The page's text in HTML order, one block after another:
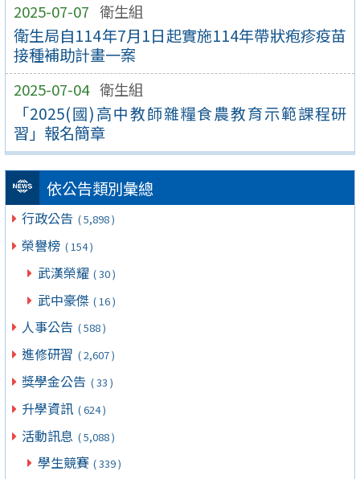
2025-07-07 衛生組
衛生局自114年7月1日起實施114年帶狀疱疹疫苗
接種補助計畫一案
2025-07-04 衛生組
「2025(國)高中教師雜糧食農教育示範課程研
習」報名簡章
依公告類別彙總
行政公告 ( 5,898 )
榮譽榜 ( 154 )
武漢榮耀 ( 30 )
武中豪傑 ( 16 )
人事公告 ( 588 )
進修研習 ( 2,607 )
獎學金公告 ( 33 )
升學資訊 ( 624 )
活動訊息 ( 5,088 )
學生競賽 ( 339 )